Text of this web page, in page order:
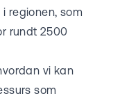
regionen, som
rundt 2500
vi kan
som